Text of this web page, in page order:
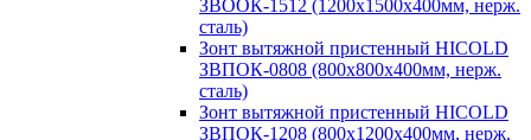
ЗВООК-1512 (1200х1500х400мм, нерж.
сталь)
Зонт вытяжной пристенный HICOLD
ЗВПОК-0808 (800х800х400мм, нерж.
сталь)
Зонт вытяжной пристенный HICOLD
ЗВПОК-1208 (800х1200х400мм, нерж.